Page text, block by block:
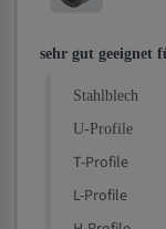
sehr gut geeignet
Stahlblech
U-Profile
T-Profile
L-Profile